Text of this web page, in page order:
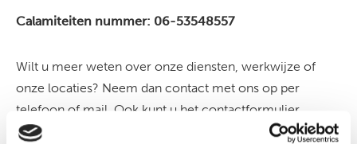
Calamiteiten nummer: 06-53548557
Wilt u meer weten over onze diensten, werkwijze of
onze locaties? Neem dan contact met ons op per
telefoon of mail. Ook kunt u het contactformulier
invullen, we nemen dan zo snel mogelijk contact met u